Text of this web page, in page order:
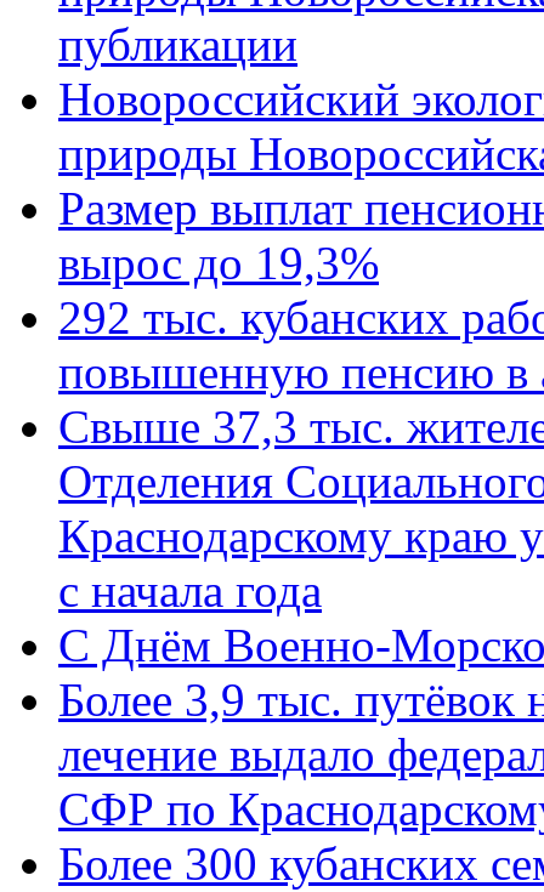
публикации
Новороссийский
природы
Размер выплат
вырос до 19,3%
292 тыс. кубанских
повышенную пенсию в
Свыше 37,3 тыс.
Отделения
Краснодарскому краю
с начала года
C Днём Военно-
Более 3,9 тыс. путёвок
лечение выдало
СФР по
Более 300 кубанских